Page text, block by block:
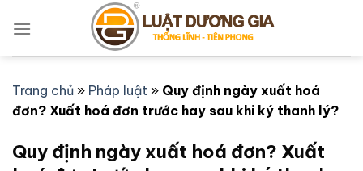
qua
Trang chủ » Pháp luật » Quy định ngày xuất hoá
đơn? Xuất hoá đơn trước hay sau khi ký thanh lý?
Quy định ngày xuất hoá đơn? Xuất